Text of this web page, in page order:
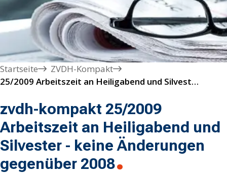
Startseite
ZVDH-Kompakt
25/2009 Arbeitszeit an Heiligabend und Silvester - keine Änderungen gegenüber 2008
zvdh-kompakt 25/2009
Arbeitszeit an Heiligabend und
Silvester - keine Änderungen
gegenüber 2008